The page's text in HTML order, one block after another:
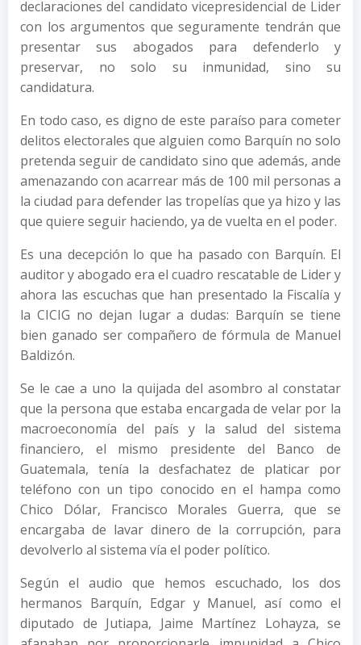
declaraciones del candidato vicepresidencial de Lider
con los argumentos que seguramente tendrán que
presentar sus abogados para defenderlo y
preservar, no solo su inmunidad, sino su
candidatura.
En todo caso, es digno de este paraíso para cometer
delitos electorales que alguien como Barquín no solo
pretenda seguir de candidato sino que además, ande
amenazando con acarrear más de 100 mil personas a
la ciudad para defender las tropelías que ya hizo y las
que quiere seguir haciendo, ya de vuelta en el poder.
Es una decepción lo que ha pasado con Barquín. El
auditor y abogado era el cuadro rescatable de Lider y
ahora las escuchas que han presentado la Fiscalía y
la CICIG no dejan lugar a dudas: Barquín se tiene
bien ganado ser compañero de fórmula de Manuel
Baldizón.
Se le cae a uno la quijada del asombro al constatar
que la persona que estaba encargada de velar por la
macroeconomía del país y la salud del sistema
financiero, el mismo presidente del Banco de
Guatemala, tenía la desfachatez de platicar por
teléfono con un tipo conocido en el hampa como
Chico Dólar, Francisco Morales Guerra, que se
encargaba de lavar dinero de la corrupción, para
devolverlo al sistema vía el poder político.
Según el audio que hemos escuchado, los dos
hermanos Barquín, Edgar y Manuel, así como el
diputado de Jutiapa, Jaime Martínez Lohayza, se